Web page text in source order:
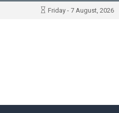
Friday - 7 August, 2026